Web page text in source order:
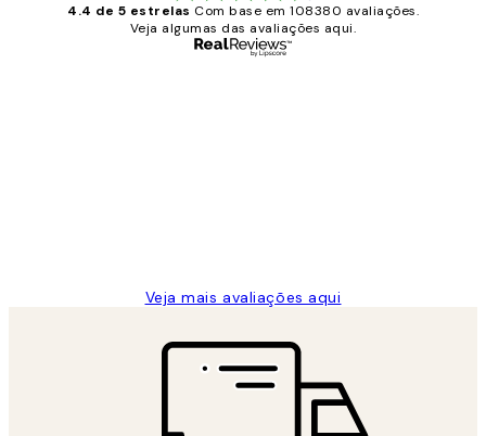
4.4 de 5 estrelas Com base em 108380 avaliações.
Veja algumas das avaliações aqui.
Veja mais avaliações aqui